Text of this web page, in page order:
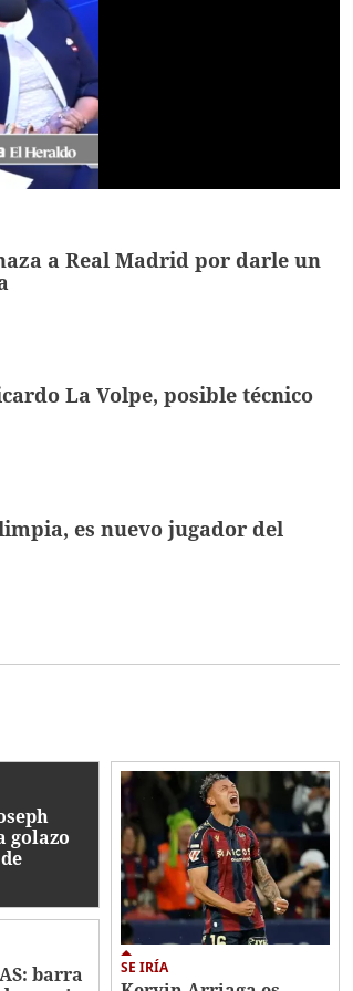
a Real Madrid por darle un
La Volpe, posible técnico
es nuevo jugador del
golazo
barra
SE IRÍA